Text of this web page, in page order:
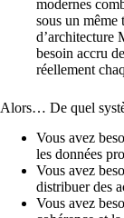
modernes
sous un même
d’architecture
besoin accru
réellement
Alors… De quel
Vous avez
les données
Vous avez
distribuer des
Vous avez